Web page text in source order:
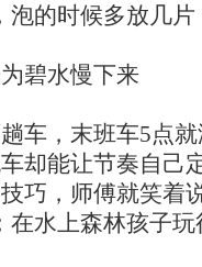
泡的时候多放几片
碧水慢下来
车，末班车5点
却能让节奏自己
巧，师傅就笑着
在水上森林孩子